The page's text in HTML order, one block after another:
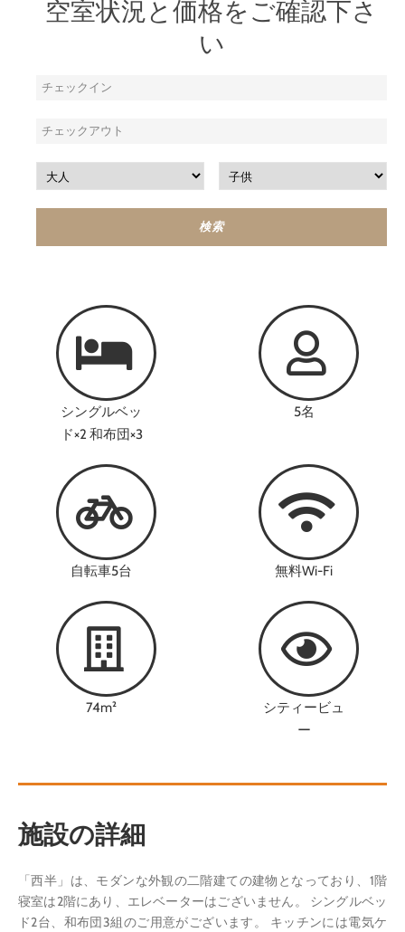
空室状況と価格をご確認下さ
い
シングルベッ
ド×2 和布団×3
5名
自転車5台 無料Wi-Fi
74m²
シティービュ
ー
施設の詳細
「西半」は、モダンな外観の二階建ての建物となっており、1階
寝室は2階にあり、エレベーターはございません。 シングルベッ
ド2台、和布団3組のご用意がございます。 キッチンには電気ケ